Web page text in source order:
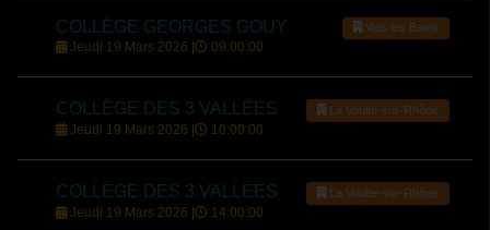
COLLÈGE GEORGES GOUY Vals les Bains
Jeudi 19 Mars 2026 | 09:00:00
COLLÈGE DES 3 VALLÉES La Voulte-sur-Rhône
Jeudi 19 Mars 2026 | 10:00:00
COLLÈGE DES 3 VALLÉES La Voulte-sur-Rhône
Jeudi 19 Mars 2026 | 14:00:00